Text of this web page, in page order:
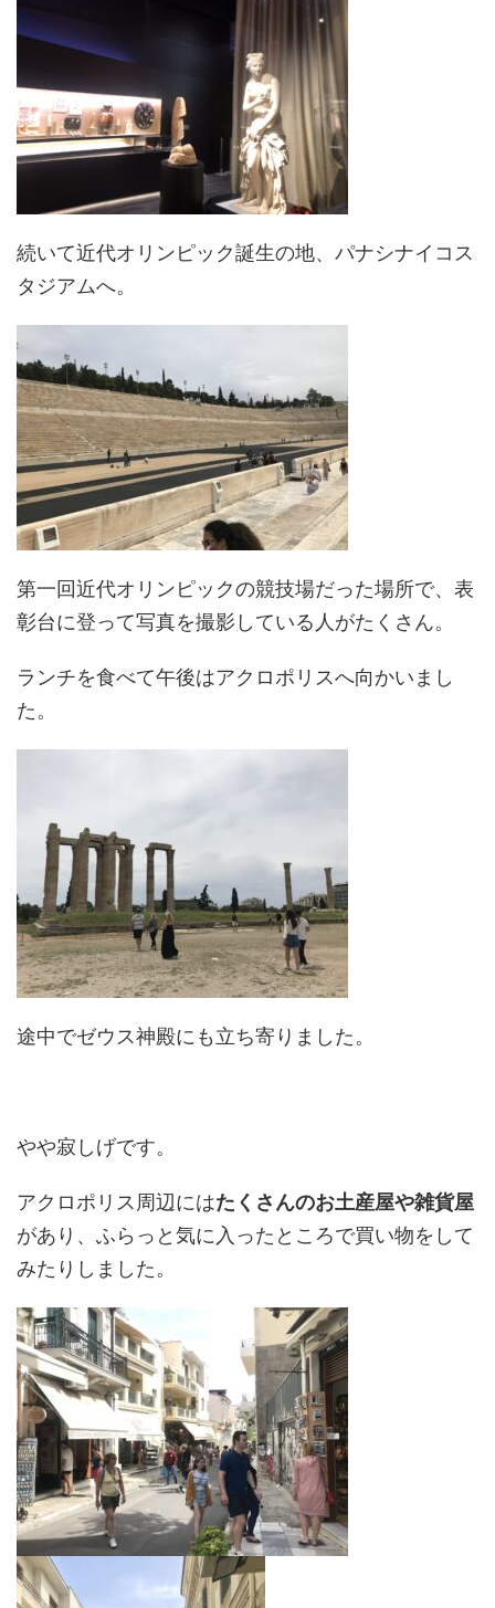
続いて近代オリンピック誕生の地、パナシナイコス
タジアムへ。
第一回近代オリンピックの競技場だった場所で、表
彰台に登って写真を撮影している人がたくさん。
ランチを食べて午後はアクロポリスへ向かいまし
た。
途中でゼウス神殿にも立ち寄りました。
やや寂しげです。
アクロポリス周辺にはたくさんのお土産屋や雑貨屋
があり、ふらっと気に入ったところで買い物をして
みたりしました。